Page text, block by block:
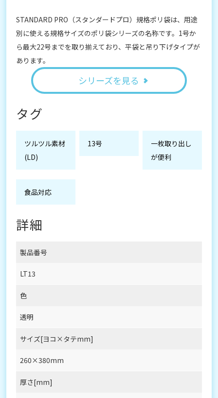
STANDARD PRO（スタンダードプロ）規格ポリ袋は、用途
別に使える規格サイズのポリ袋シリーズの名称です。1号か
ら最大22号までを取り揃えており、平袋と吊り下げタイプが
あります。
シリーズを見る
タグ
ツルツル素材
(LD)
13号
一枚取り出し
が便利
食品対応
詳細
製品番号
LT13
色
透明
サイズ[ヨコ×タテmm]
260×380mm
厚さ[mm]